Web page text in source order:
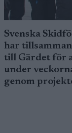
Svenska
har
till Gärdet för
under
genom